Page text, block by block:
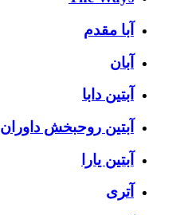
آبا مقدم
آبان
آبتین دابا
آبتین روحبخش داوران
آبتین یارا
آتری